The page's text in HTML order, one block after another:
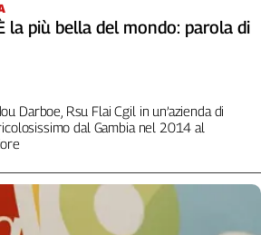
la più bella del mondo: parola di
Darboe, Rsu Flai Cgil in un’azienda di
dal Gambia nel 2014 al